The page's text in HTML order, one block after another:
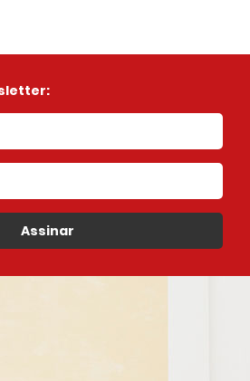
Assinar
E-mail cadastrado